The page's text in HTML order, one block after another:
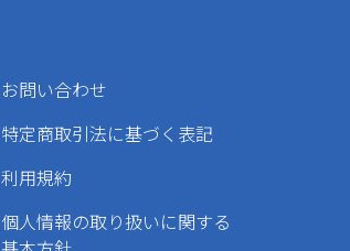
お問い合わせ
特定商取引法に基づく表記
利用規約
個人情報の取り扱いに関する